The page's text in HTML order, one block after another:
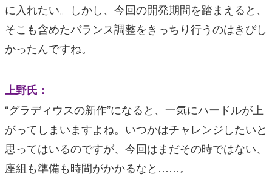
に入れたい。しかし、今回の開発期間を踏まえると、
そこも含めたバランス調整をきっちり行うのはきびし
かったんですね。
上野氏：
“グラディウスの新作”になると、一気にハードルが上
がってしまいますよね。いつかはチャレンジしたいと
思ってはいるのですが、今回はまだその時ではない、
座組も準備も時間がかかるなと……。